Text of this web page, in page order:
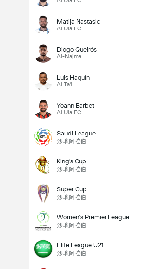
Matija Nastasic
Al Ula FC
Diogo Queirós
Al-Najma
Luis Haquín
Al Ta'i
Yoann Barbet
Al Ula FC
Saudi League
沙地阿拉伯
King's Cup
沙地阿拉伯
Super Cup
沙地阿拉伯
Women’s Premier League
沙地阿拉伯
Elite League U21
沙地阿拉伯